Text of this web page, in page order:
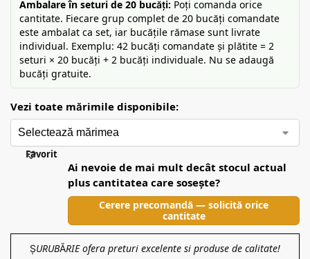
Ambalare în seturi de 20 bucăți: Poți comanda orice
cantitate. Fiecare grup complet de 20 bucăți comandate
este ambalat ca set, iar bucățile rămase sunt livrate
individual. Exemplu: 42 bucăți comandate și plătite = 2
seturi × 20 bucăți + 2 bucăți individuale. Nu se adaugă
bucăți gratuite.
Vezi toate mărimile disponibile:
Favorit
Ai nevoie de mai mult decât stocul actual
plus cantitatea care sosește?
Cerere precomandă — solicită orice
cantitate
ȘURUBĂRIE ofera preturi excelente si produse de calitate!